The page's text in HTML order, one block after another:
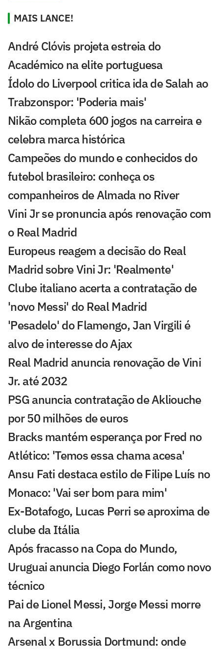
MAIS LANCE!
André Clóvis projeta estreia do
Académico na elite portuguesa
Ídolo do Liverpool critica ida de Salah ao
Trabzonspor: 'Poderia mais'
Nikão completa 600 jogos na carreira e
celebra marca histórica
Campeões do mundo e conhecidos do
futebol brasileiro: conheça os
companheiros de Almada no River
Vini Jr se pronuncia após renovação com
o Real Madrid
Europeus reagem a decisão do Real
Madrid sobre Vini Jr: 'Realmente'
Clube italiano acerta a contratação de
'novo Messi' do Real Madrid
'Pesadelo' do Flamengo, Jan Virgili é
alvo de interesse do Ajax
Real Madrid anuncia renovação de Vini
Jr. até 2032
PSG anuncia contratação de Akliouche
por 50 milhões de euros
Bracks mantém esperança por Fred no
Atlético: 'Temos essa chama acesa'
Ansu Fati destaca estilo de Filipe Luís no
Monaco: 'Vai ser bom para mim'
Ex-Botafogo, Lucas Perri se aproxima de
clube da Itália
Após fracasso na Copa do Mundo,
Uruguai anuncia Diego Forlán como novo
técnico
Pai de Lionel Messi, Jorge Messi morre
na Argentina
Arsenal x Borussia Dortmund: onde